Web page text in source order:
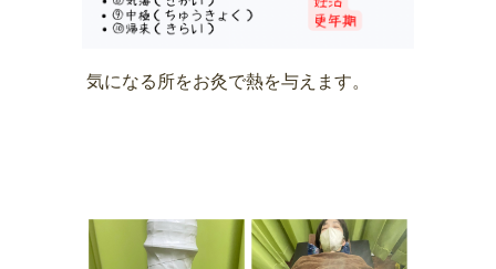
気になる所をお灸で熱を与えます。